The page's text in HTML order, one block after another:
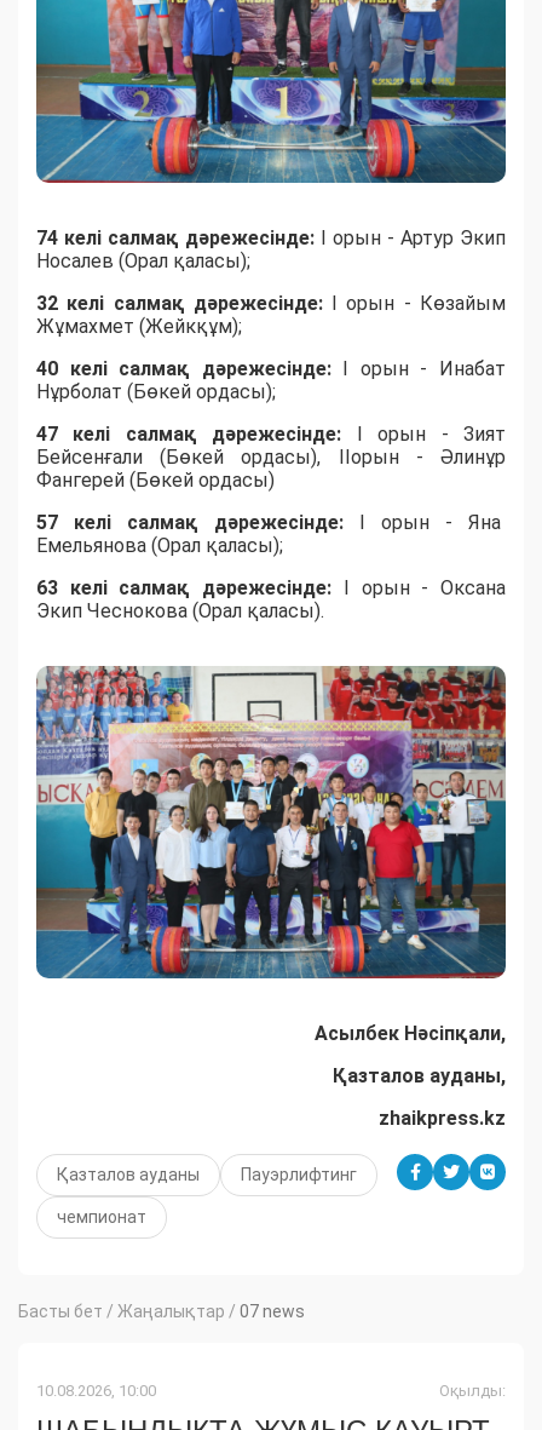
74 келі салмақ дәрежесінде: I орын - Артур Экип
Носалев (Орал қаласы);
32 келі салмақ дәрежесінде: I орын - Көзайым
Жұмахмет (Жейкқұм);
40 келі салмақ дәрежесінде: I орын - Инабат
Нұрболат (Бөкей ордасы);
47 келі салмақ дәрежесінде: I орын - Зият
Бейсенғали (Бөкей ордасы), IIорын - Әлинұр
Фангерей (Бөкей ордасы)
57 келі салмақ дәрежесінде: I орын - Яна
Емельянова (Орал қаласы);
63 келі салмақ дәрежесінде: I орын - Оксана
Экип Чеснокова (Орал қаласы).
Асылбек Нәсіпқали,
Қазталов ауданы,
zhaikpress.kz
Қазталов ауданы Пауэрлифтинг
чемпионат
Басты бет / Жаңалықтар / 07 news
10.08.2026, 10:00 Оқылды: